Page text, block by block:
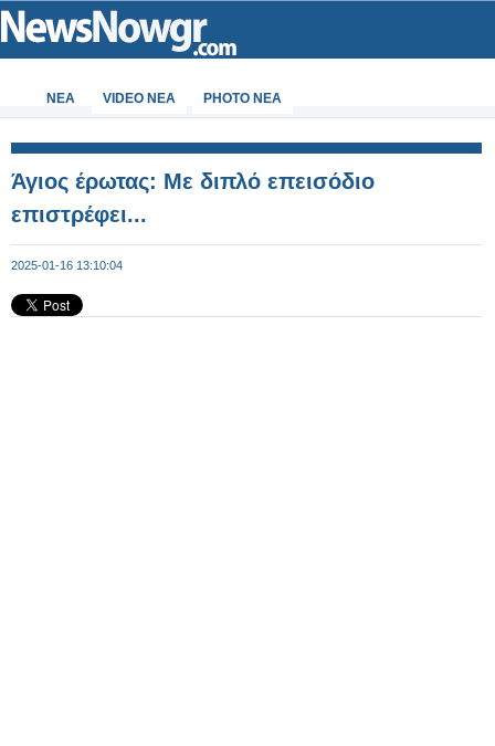
ΝΕΑ VIDEO NEA PHOTO NEA
Άγιος έρωτας: Με διπλό επεισόδιο
επιστρέφει...
2025-01-16 13:10:04